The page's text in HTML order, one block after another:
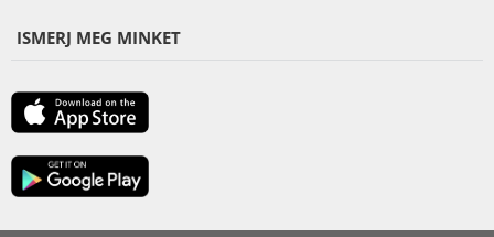
ISMERJ MEG MINKET